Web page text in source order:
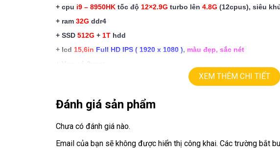
+ cpu i9 – 8950HK tốc độ 12×2.9G turbo lên 4.8G (12cpus), siêu
+ ram 32G ddr4
+ SSD 512G + 1T hdd
+ lcd 15,6in Full HD IPS ( 1920 x 1080 ), màu đẹp, sắc nét
+ Vga có 2vga:
+ USB type C, usb 3.0, webcam, HDMI
XEM THÊM CHI TIẾT
Đánh giá sản phẩm
Chưa có đánh giá nào.
Email của bạn sẽ không được hiển thị công khai. Các trường bắt